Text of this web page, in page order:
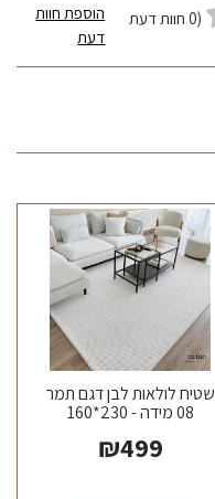
(0 חוות דעת
הוספת חוות
דעת
שטיח לולאות לבן דגם תמר
08 מידה - 230*160
₪499